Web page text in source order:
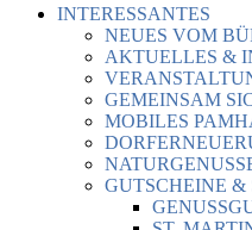
INTERESSANTES
NEUES VOM
AKTUELLES &
GEMEINSAM
MOBILES
GUTSCHEINE &